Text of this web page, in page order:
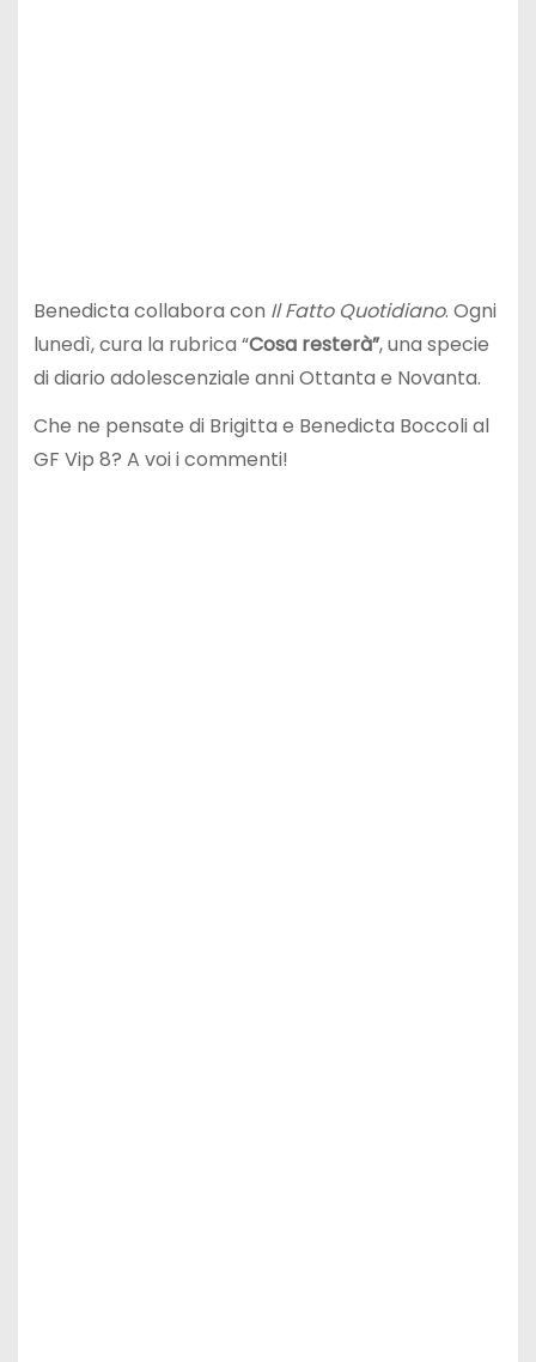
Benedicta collabora con Il Fatto Quotidiano. Ogni
lunedì, cura la rubrica “Cosa resterà”, una specie
di diario adolescenziale anni Ottanta e Novanta.
Che ne pensate di Brigitta e Benedicta Boccoli al
GF Vip 8? A voi i commenti!